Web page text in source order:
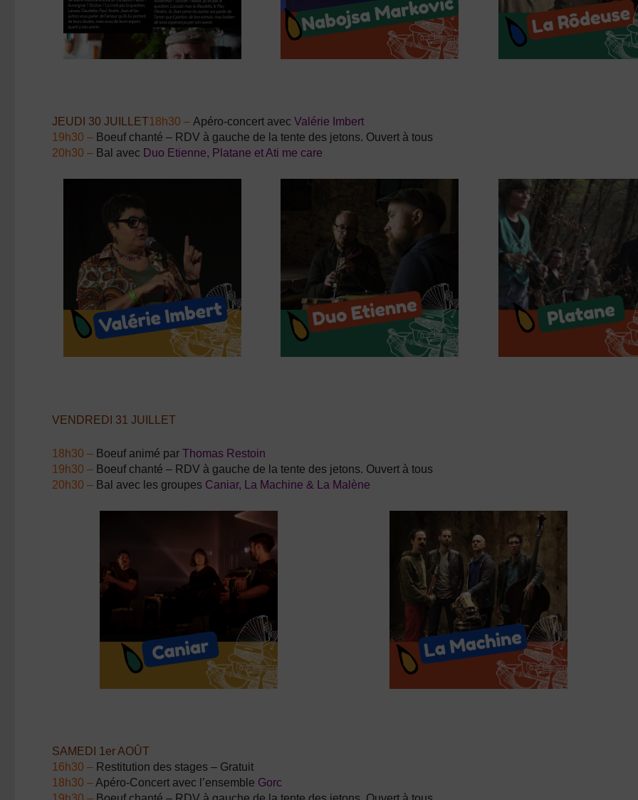
JEUDI 30 JUILLET18h30 – Apéro-concert avecValérie Imbert
19h30 – Boeuf chanté – RDV à gauche de la tente des jetons. Ouvert à tous
20h30 – Bal avec Duo Etienne, Platane et Ati me care
VENDREDI 31 JUILLET
18h30 – Boeuf animé parThomas Restoin
19h30 – Boeuf chanté – RDV à gauche de la tente des jetons. Ouvert à tous
20h30 – Bal avec les groupes Caniar, La Machine & La Malène
SAMEDI 1er AOÛT
16h30 – Restitution des stages – Gratuit
18h30 –Apéro-Concert avec l’ensemble Gorc